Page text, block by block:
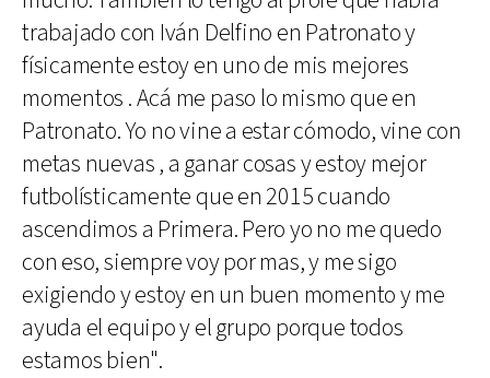
trabajado con Iván Delfino en Patronato y
físicamente estoy en uno de mis mejores
momentos . Acá me paso lo mismo que en
Patronato. Yo no vine a estar cómodo, vine con
metas nuevas , a ganar cosas y estoy mejor
futbolísticamente que en 2015 cuando
ascendimos a Primera. Pero yo no me quedo
con eso, siempre voy por mas, y me sigo
exigiendo y estoy en un buen momento y me
ayuda el equipo y el grupo porque todos
estamos bien".